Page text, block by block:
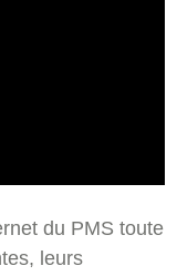
du PMS toute
leurs